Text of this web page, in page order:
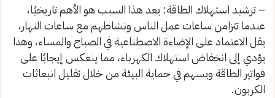
– ترشيد استهلاك الطاقة: يعد هذا السبب هو الأهم تاريخيًا،
عندما تتزامن ساعات عمل الناس ونشاطهم مع ساعات النهار،
يقل الاعتماد على الإضاءة الاصطناعية في الصباح والمساء، وهذا
يؤدي إلى انخفاض استهلاك الكهرباء، مما ينعكس إيجابًا على
فواتير الطاقة ويسهم في حماية البيئة من خلال تقليل انبعاثات
الكربون.